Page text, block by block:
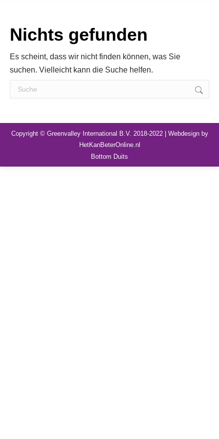
Nichts gefunden
Es scheint, dass wir nicht finden können, was Sie
suchen. Vielleicht kann die Suche helfen.
Search:
Copyright © Greenvalley International B.V. 2018-2022 | Webdesign by
HetKanBeterOnline.nl
Bottom Duits